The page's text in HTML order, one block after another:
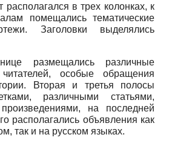
в трех колонках, к
помещались тематические
Заголовки выделялись
размещались различные
особые обращения
Вторая и третья полосы
различными статьями,
на последней
располагались объявления как
так и на русском языках.